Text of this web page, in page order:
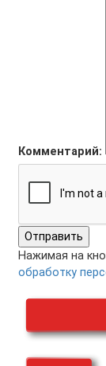
Комментарий:
Отправить
Нажимая на
обработку